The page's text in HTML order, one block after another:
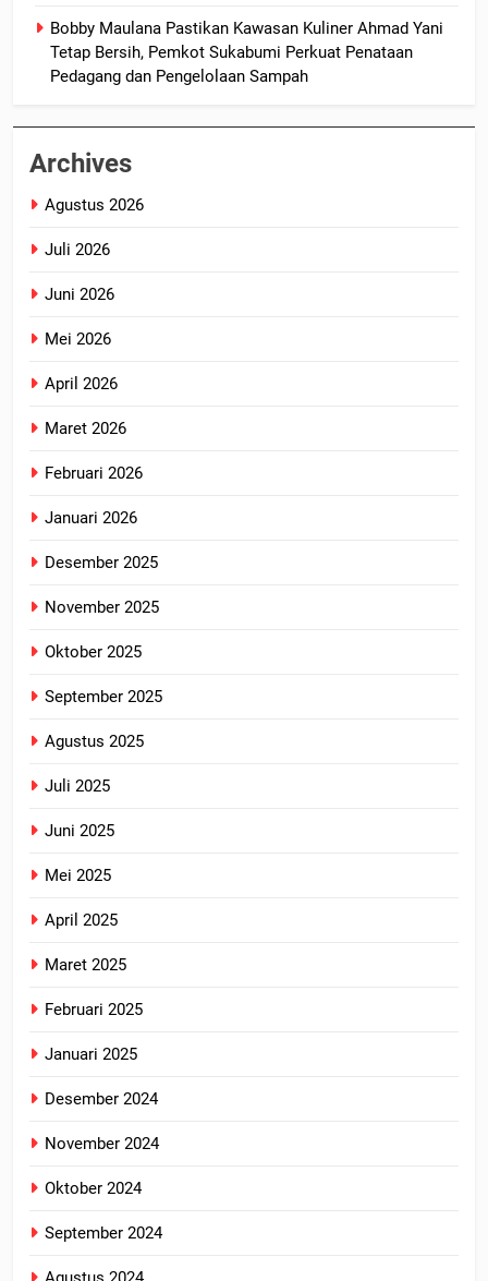
Bobby Maulana Pastikan Kawasan Kuliner Ahmad Yani
Tetap Bersih, Pemkot Sukabumi Perkuat Penataan
Pedagang dan Pengelolaan Sampah
Archives
Agustus 2026
Juli 2026
Juni 2026
Mei 2026
April 2026
Maret 2026
Februari 2026
Januari 2026
Desember 2025
November 2025
Oktober 2025
September 2025
Agustus 2025
Juli 2025
Juni 2025
Mei 2025
April 2025
Maret 2025
Februari 2025
Januari 2025
Desember 2024
November 2024
Oktober 2024
September 2024